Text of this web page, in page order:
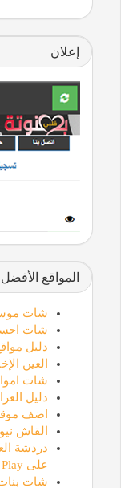
إعلان
المواقع الأفضل
شات
شات
دليل
العين
شات
دليل
اضف
القاش
على Google Play
شات